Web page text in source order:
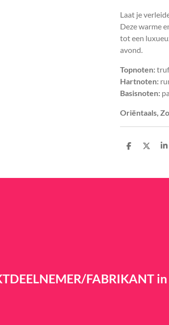
Laat je
Deze warme
tot een
avond.
Topnoten:
Hartnoten:
Basisnoten:
Oriëntaals,
D
n
D
S
e
FABRIKANT in